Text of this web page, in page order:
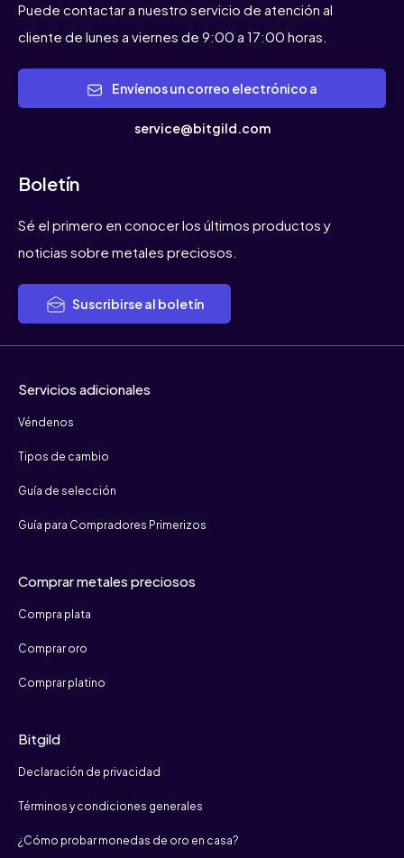
Puede contactar a nuestro servicio de atención al
cliente de lunes a viernes de 9:00 a 17:00 horas.
service@bitgild.com
Boletín
Sé el primero en conocer los últimos productos y
noticias sobre metales preciosos.
Suscribirse al boletín
Servicios adicionales
Véndenos
Tipos de cambio
Guía de selección
Guía para Compradores Primerizos
Comprar metales preciosos
Compra plata
Comprar oro
Comprar platino
Bitgild
Declaración de privacidad
Términos y condiciones generales
¿Cómo probar monedas de oro en casa?